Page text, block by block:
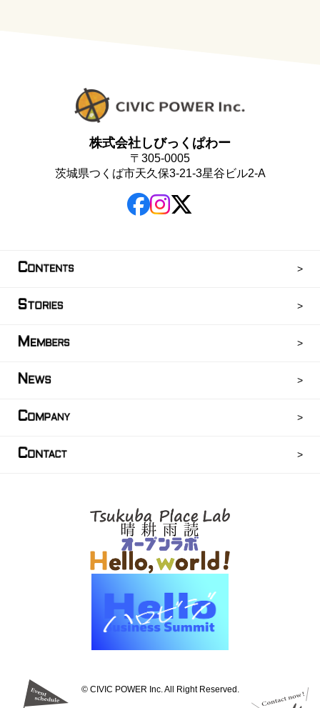
株式会社しびっくぱわー
〒305-0005
茨城県つくば市天久保3-21-3星谷ビル2-A
CONTENTS
STORIES
M EMBERS
N EWS
COMPANY
CONTACT
©︎ CIVIC POWER Inc. All Right Reserved.